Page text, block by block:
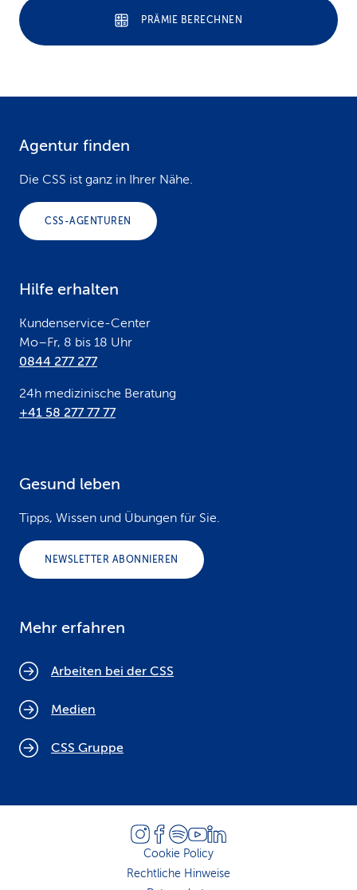
PRÄMIE BERECHNEN
Agentur finden
Die CSS ist ganz in Ihrer Nähe.
CSS-AGENTUREN
Hilfe erhalten
Kundenservice-Center
Mo–Fr, 8 bis 18 Uhr
0844 277 277
24h medizinische Beratung
+41 58 277 77 77
Gesund leben
Tipps, Wissen und Übungen für Sie.
NEWSLETTER ABONNIEREN
Mehr erfahren
Arbeiten bei der CSS
Medien
CSS Gruppe
Cookie Policy
Rechtliche Hinweise